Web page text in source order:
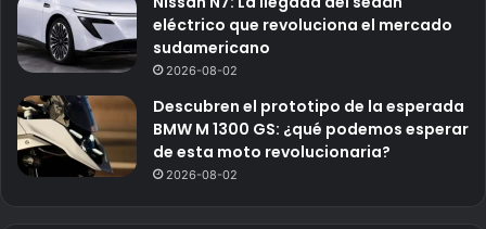
eléctrico que revoluciona el mercado
sudamericano
2026-08-02
Descubren el prototipo de la esperada
BMW M 1300 GS: ¿qué podemos esperar
de esta moto revolucionaria?
2026-08-02